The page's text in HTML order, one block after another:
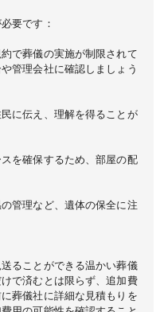
要です：
で葬儀の実施が制限されて
管理会社に確認しましょう
に伝え、理解を得ることが
を確保するため、部屋の配
管理など、遺体の保全に注
ることができる温かい葬儀
で済むとは限らず、追加費
葬儀社に詳細な見積もりを